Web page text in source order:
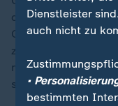
die Aufgelder, also
Goldpreis. Dazu
zum Beispiel in
nach einem Jahr
steuerfrei.
Dienstleister
auch nicht zu
•
bestimmten